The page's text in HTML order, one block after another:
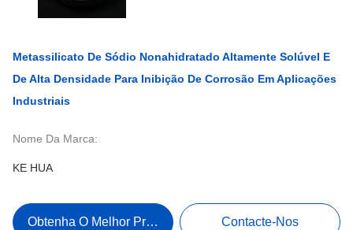
Metassilicato De Sódio Nonahidratado Altamente Solúvel E
De Alta Densidade Para Inibição De Corrosão Em Aplicações
Industriais
Nome Da Marca:
KE HUA
Obtenha O Melhor Preço Contacte-Nos